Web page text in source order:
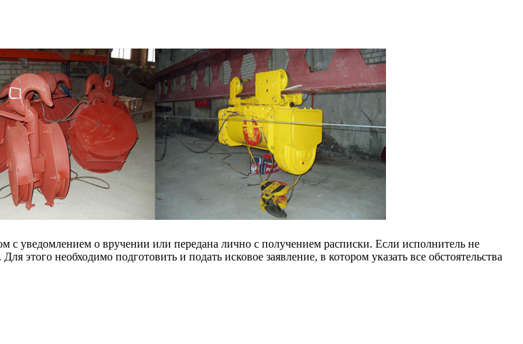
с уведомлением о вручении или передана лично с получением расписки. Если исполнитель не
Для этого необходимо подготовить и подать исковое заявление, в котором указать все обстоятельства